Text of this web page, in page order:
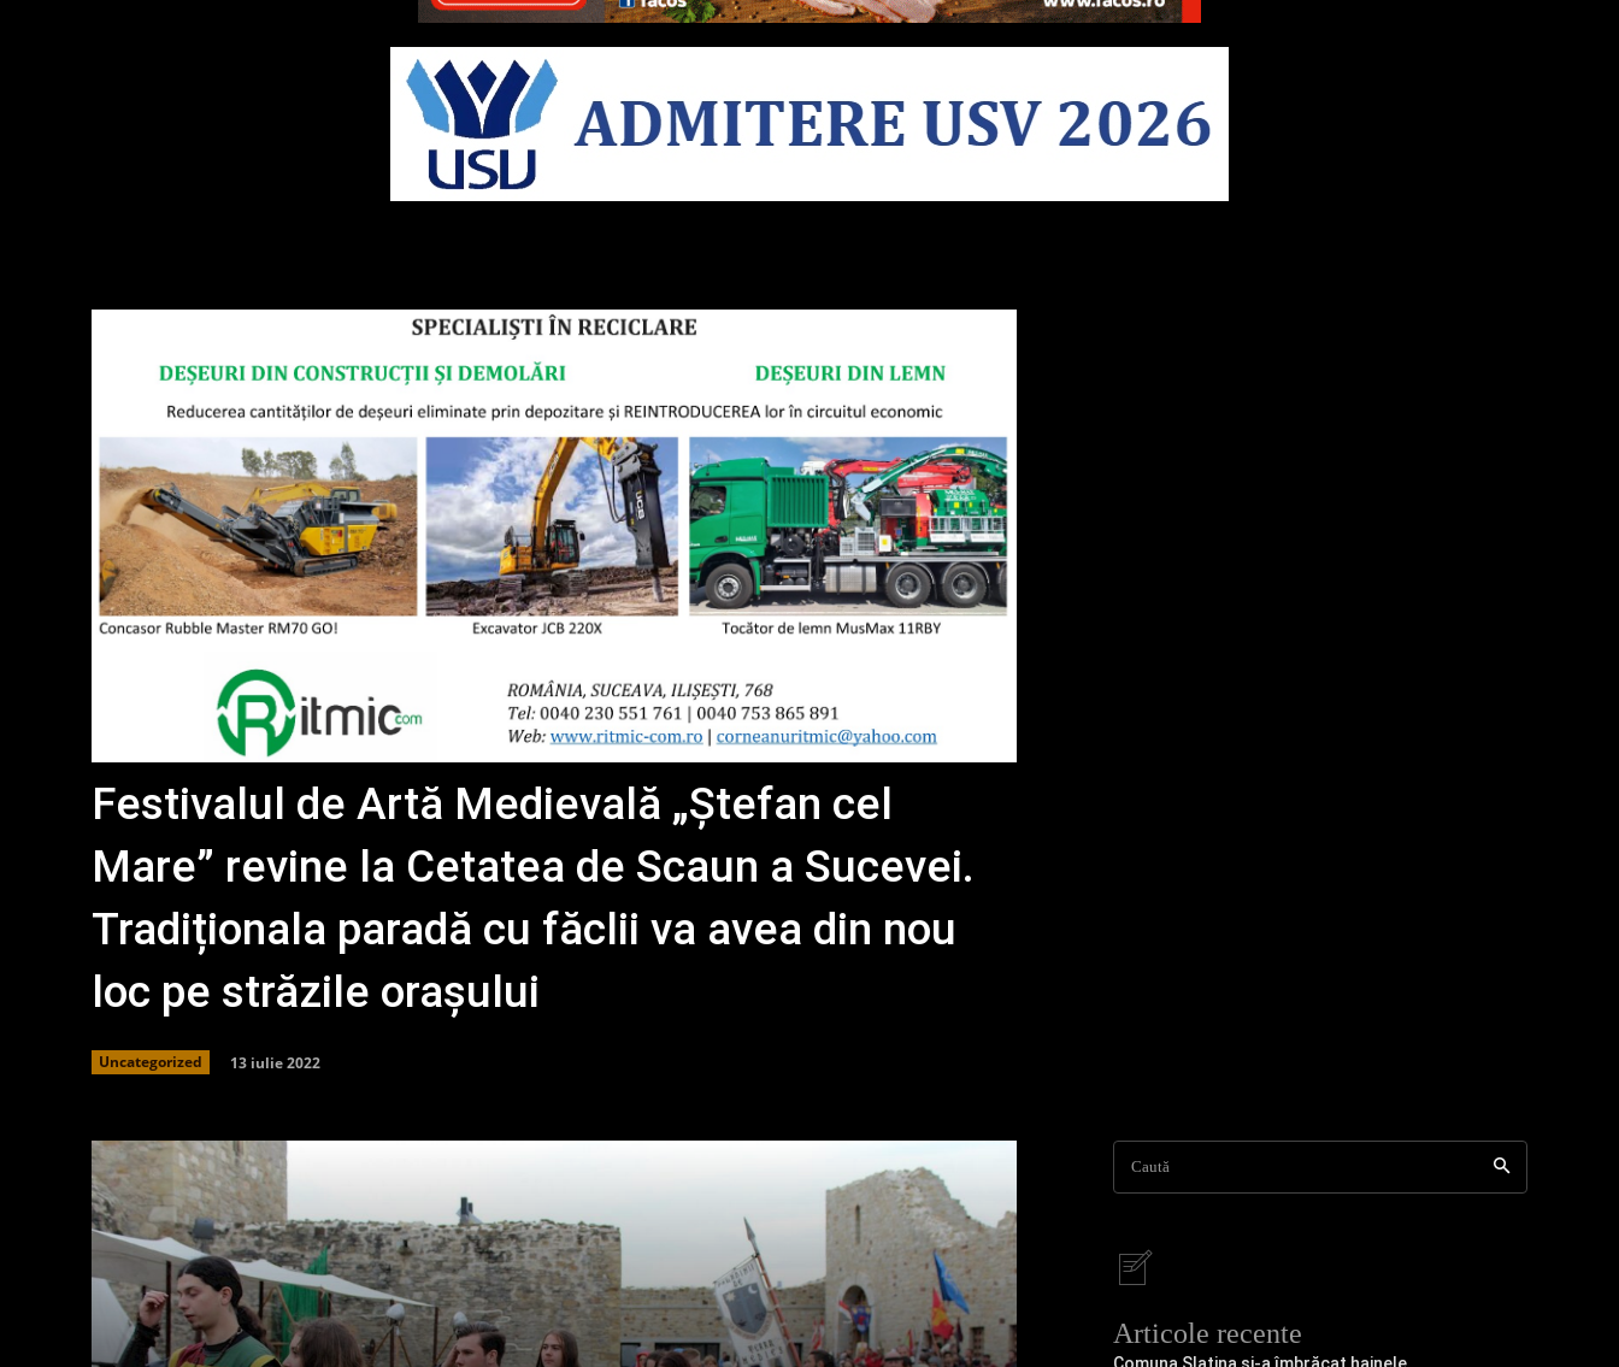
Festivalul de Artă Medievală „Ştefan cel
Mare” revine la Cetatea de Scaun a Sucevei.
Tradiționala paradă cu făclii va avea din nou
loc pe străzile orașului
Uncategorized 13 iulie 2022
Caută
Articole recente